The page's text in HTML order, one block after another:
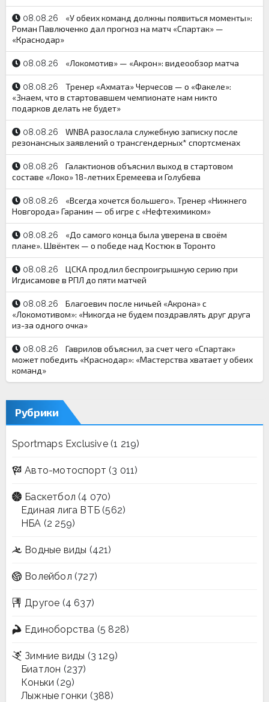
08.08.26
«У обеих команд должны появиться моменты»:
Роман Павлюченко дал прогноз на матч «Спартак» —
«Краснодар»
08.08.26 «Локомотив» — «Акрон»: видеообзор матча
08.08.26
Тренер «Ахмата» Черчесов — о «Факеле»:
«Знаем, что в стартовавшем чемпионате нам никто
подарков делать не будет»
08.08.26
WNBA разослала служебную записку после
резонансных заявлений о трансгендерных* спортсменах
08.08.26
Галактионов объяснил выход в стартовом
составе «Локо» 18-летних Еремеева и Голубева
08.08.26
«Всегда хочется большего». Тренер «Нижнего
Новгорода» Гаранин — об игре с «Нефтехимиком»
08.08.26
«До самого конца была уверена в своём
плане». Швёнтек — о победе над Костюк в Торонто
08.08.26
ЦСКА продлил беспроигрышную серию при
Игдисамове в РПЛ до пяти матчей
08.08.26
Благоевич после ничьей «Акрона» с
«Локомотивом»: «Никогда не будем поздравлять друг друга
из-за одного очка»
08.08.26
Гаврилов объяснил, за счет чего «Спартак»
может победить «Краснодар»: «Мастерства хватает у обеих
команд»
Рубрики
Sportmaps Exclusive(1 219)
Авто-мотоспорт (3 011)
Баскетбол (4 070)
Единая лига ВТБ (562)
НБА (2 259)
Водные виды (421)
Волейбол (727)
Другое (4 637)
Единоборства (5 828)
Зимние виды (3 129)
Биатлон (237)
Коньки (29)
Лыжные гонки (388)